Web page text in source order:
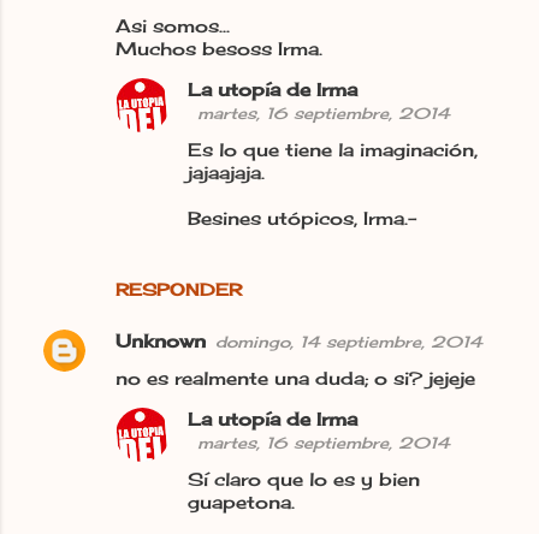
Asi somos...
Muchos besoss Irma.
RESPONDER
La utopía de Irma
martes, 16 septiembre, 2014
Es lo que tiene la imaginación,
jajaajaja.
Besines utópicos, Irma.-
Unknown domingo, 14 septiembre, 2014
no es realmente una duda; o si? jejeje
La utopía de Irma
martes, 16 septiembre, 2014
Sí claro que lo es y bien
guapetona.